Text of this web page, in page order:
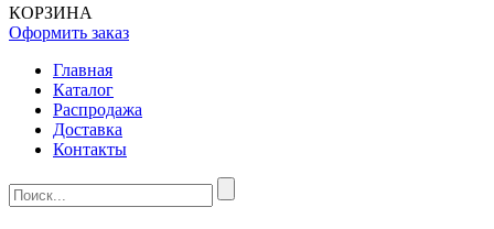
КОРЗИНА
Оформить заказ
Главная
Каталог
Распродажа
Доставка
Контакты